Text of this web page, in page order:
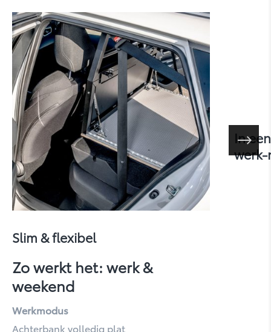
Urban Cruiser
bZ4X
Slim & flexibel
Zo werkt het: werk &
weekend
Werkmodus
Achterbank volledig plat
In